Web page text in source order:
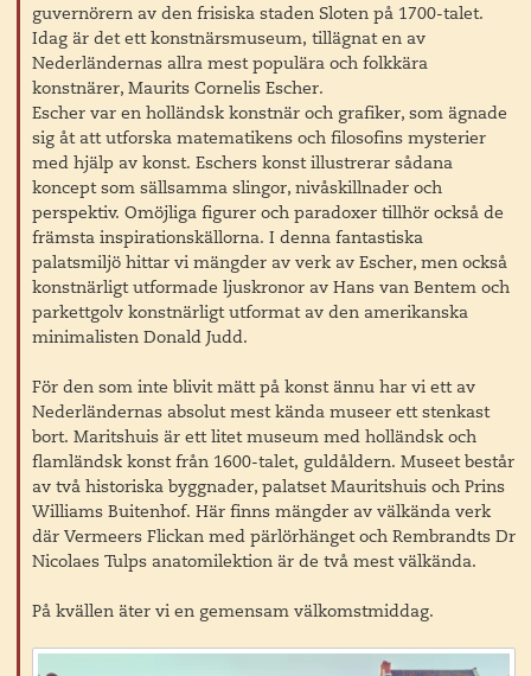
guvernörern av den frisiska staden Sloten på 1700-talet.
Idag är det ett konstnärsmuseum, tillägnat en av
Nederländernas allra mest populära och folkkära
konstnärer, Maurits Cornelis Escher.
Escher var en holländsk konstnär och grafiker, som ägnade
sig åt att utforska matematikens och filosofins mysterier
med hjälp av konst. Eschers konst illustrerar sådana
koncept som sällsamma slingor, nivåskillnader och
perspektiv. Omöjliga figurer och paradoxer tillhör också de
främsta inspirationskällorna. I denna fantastiska
palatsmiljö hittar vi mängder av verk av Escher, men också
konstnärligt utformade ljuskronor av Hans van Bentem och
parkettgolv konstnärligt utformat av den amerikanska
minimalisten Donald Judd.
För den som inte blivit mätt på konst ännu har vi ett av
Nederländernas absolut mest kända museer ett stenkast
bort. Maritshuis är ett litet museum med holländsk och
flamländsk konst från 1600-talet, guldåldern. Museet består
av två historiska byggnader, palatset Mauritshuis och Prins
Williams Buitenhof. Här finns mängder av välkända verk
där Vermeers Flickan med pärlörhänget och Rembrandts Dr
Nicolaes Tulps anatomilektion är de två mest välkända.
På kvällen äter vi en gemensam välkomstmiddag.